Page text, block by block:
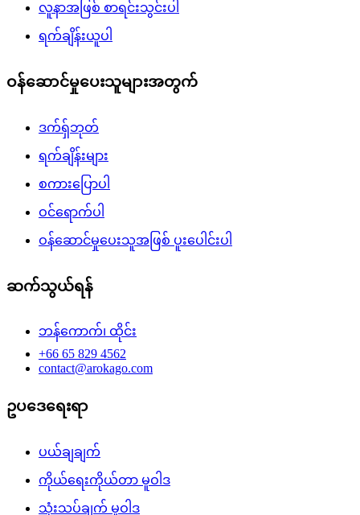
လူနာအဖြစ် စာရင်းသွင်းပါ
ရက်ချိန်းယူပါ
ဝန်ဆောင်မှုပေးသူများအတွက်
ဒက်ရှ်ဘုတ်
ရက်ချိန်းများ
စကားပြောပါ
ဝင်ရောက်ပါ
ဝန်ဆောင်မှုပေးသူအဖြစ် ပူးပေါင်းပါ
ဆက်သွယ်ရန်
ဘန်ကောက်၊ ထိုင်း
+66 65 829 4562
contact@arokago.com
ဥပဒေရေးရာ
ပယ်ချချက်
ကိုယ်ရေးကိုယ်တာ မူဝါဒ
သုံးသပ်ချက် မူဝါဒ